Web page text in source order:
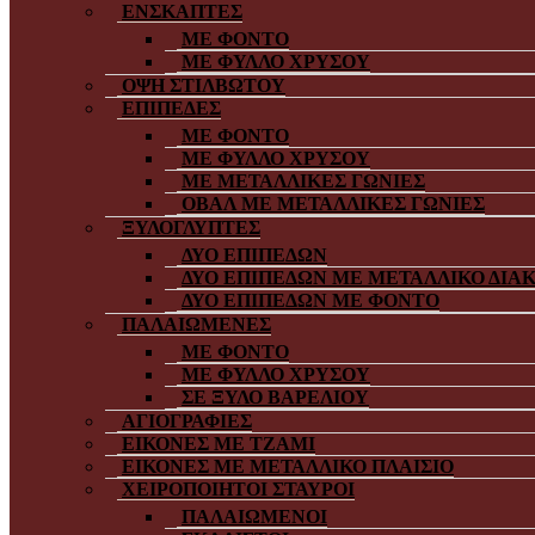
ΕΝΣΚΑΠΤΕΣ
ΜΕ ΦΟΝΤΟ
ΜΕ ΦΥΛΛΟ ΧΡΥΣΟΥ
ΟΨΗ ΣΤΙΛΒΩΤΟΥ
ΕΠΙΠΕΔΕΣ
ΜΕ ΦΟΝΤΟ
ΜΕ ΦΥΛΛΟ ΧΡΥΣΟΥ
ΜΕ ΜΕΤΑΛΛΙΚΕΣ ΓΩΝΙΕΣ
ΟΒΑΛ ΜΕ ΜΕΤΑΛΛΙΚΕΣ ΓΩΝΙΕΣ
ΞΥΛΟΓΛΥΠΤΕΣ
ΔΥΟ ΕΠΙΠΕΔΩΝ
ΔΥΟ ΕΠΙΠΕΔΩΝ ΜΕ ΜΕΤΑΛΛΙΚΟ
ΔΥΟ ΕΠΙΠΕΔΩΝ ΜΕ ΦΟΝΤΟ
ΠΑΛΑΙΩΜΕΝΕΣ
ΜΕ ΦΟΝΤΟ
ΜΕ ΦΥΛΛΟ ΧΡΥΣΟΥ
ΣΕ ΞΥΛΟ ΒΑΡΕΛΙΟΥ
ΑΓΙΟΓΡΑΦΙΕΣ
ΕΙΚΟΝΕΣ ΜΕ ΤΖΑΜΙ
ΕΙΚΟΝΕΣ ΜΕ ΜΕΤΑΛΛΙΚΟ ΠΛΑΙΣΙΟ
ΧΕΙΡΟΠΟΙΗΤΟΙ ΣΤΑΥΡΟΙ
ΠΑΛΑΙΩΜΕΝΟΙ